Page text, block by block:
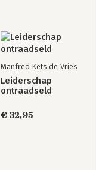
Manfred Kets de Vries
Leiderschap
ontraadseld
€ 32,95